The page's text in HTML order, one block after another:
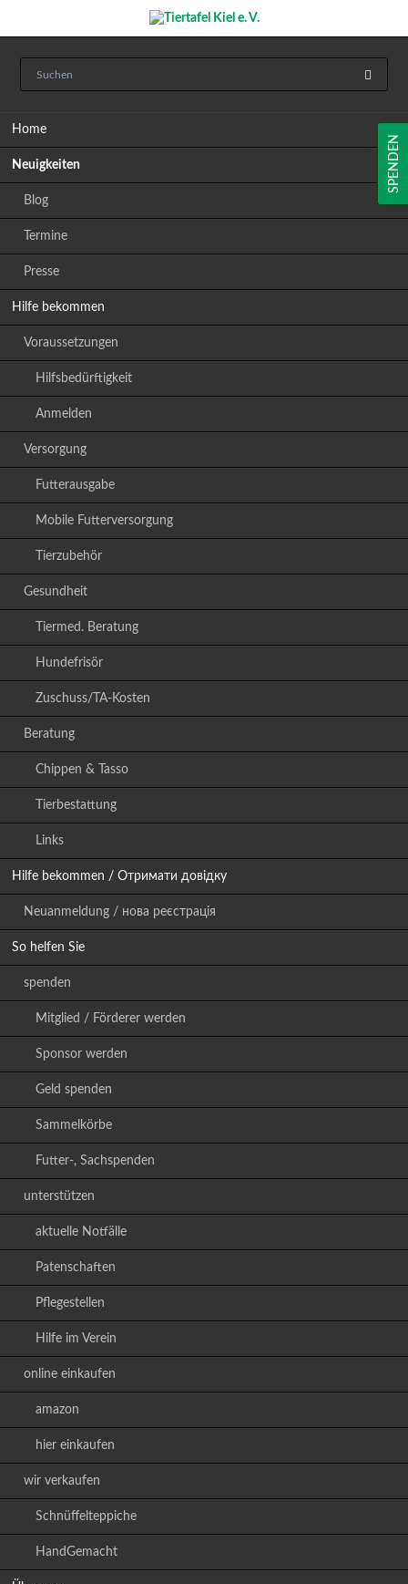
Home
Neuigkeiten
Blog
Termine
Presse
Hilfe bekommen
Voraussetzungen
Hilfsbedürftigkeit
Anmelden
Versorgung
Futterausgabe
Mobile Futterversorgung
Tierzubehör
Gesundheit
Tiermed. Beratung
Hundefrisör
Zuschuss/TA-Kosten
Beratung
Chippen & Tasso
Tierbestattung
Links
Hilfe bekommen / Отримати довідку
Neuanmeldung / нова реєстрація
So helfen Sie
spenden
Mitglied / Förderer werden
Sponsor werden
Geld spenden
Sammelkörbe
Futter-, Sachspenden
unterstützen
aktuelle Notfälle
Patenschaften
Pflegestellen
Hilfe im Verein
online einkaufen
amazon
hier einkaufen
wir verkaufen
Schnüffelteppiche
HandGemacht
SPENDEN